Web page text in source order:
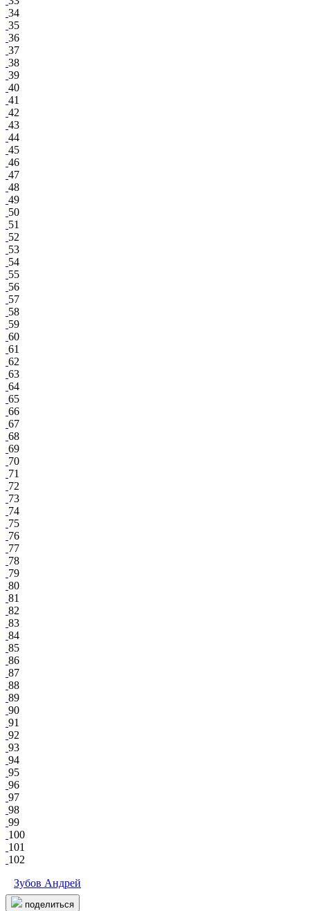
34
35
36
37
38
39
40
41
42
43
44
45
46
47
48
49
50
51
52
53
54
55
56
57
58
59
60
61
62
63
64
65
66
67
68
69
70
71
72
73
74
75
76
77
78
79
80
81
82
83
84
85
86
87
88
89
90
91
92
93
94
95
96
97
98
99
100
101
102
Зубов Андрей
поделиться